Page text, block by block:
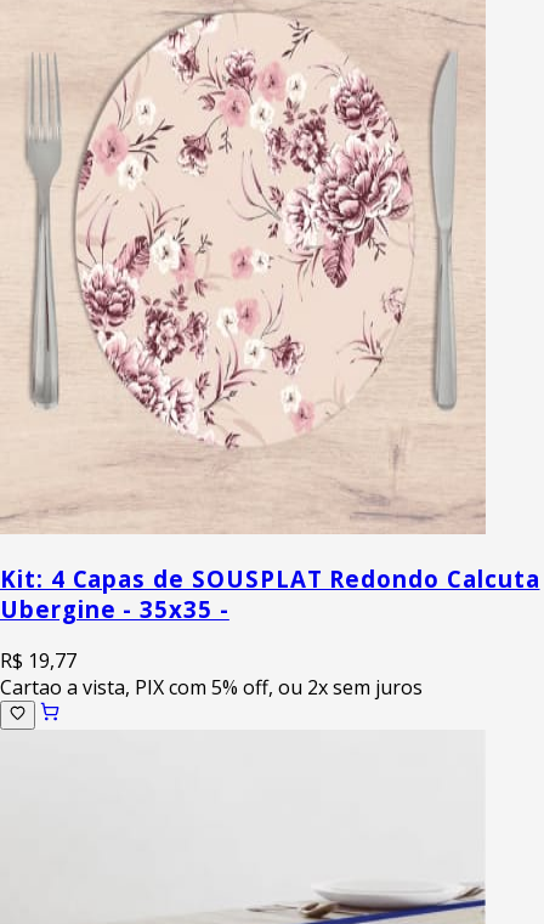
Kit: 4 Capas de SOUSPLAT Redondo Calcuta
Ubergine - 35x35 -
R$ 19,77
Cartao a vista, PIX com 5% off, ou 2x sem juros